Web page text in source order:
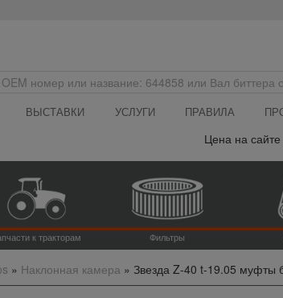
ВЫСТАВКИ УСЛУГИ ПРАВИЛА
Цена на сайте
к тракторам Фильтры
» Наклонная камера» Звезда Z-40 t-19.05 муфты